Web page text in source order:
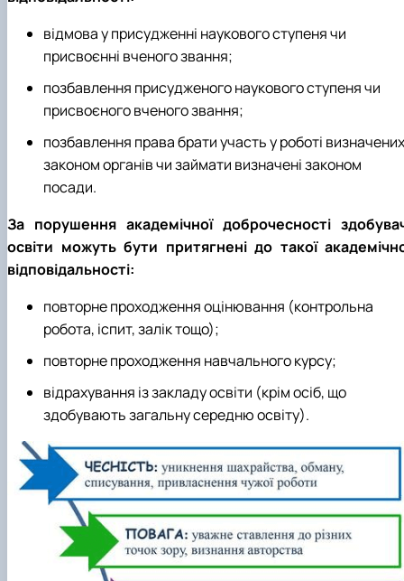
відмова у присудженні наукового ступеня чи
присвоєнні вченого звання;
позбавлення присудженого наукового ступеня чи
присвоєного вченого звання;
позбавлення права брати участь у роботі визначених
законом органів чи займати визначені законом
посади.
За порушення академічної доброчесності
освіти можуть бути притягнені до такої
відповідальності:
повторне проходження оцінювання (контрольна
робота, іспит, залік тощо);
повторне проходження навчального курсу;
відрахування із закладу освіти (крім осіб, що
здобувають загальну середню освіту).